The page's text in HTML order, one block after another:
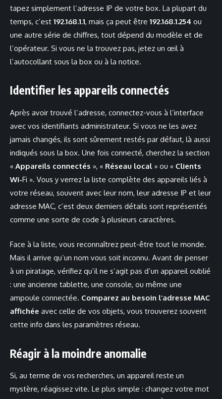
tapez simplement l’adresse IP de votre box. La plupart du
temps, c’est 192.168.1.1, mais ça peut être 192.168.1.254 ou
une autre série de chiffres, tout dépend du modèle et de
l’opérateur. Si vous ne la trouvez pas, jetez un œil à
l’autocollant sous la box ou à la notice.
Identifier les appareils connectés
Après avoir trouvé l’adresse, connectez-vous à l’interface
avec vos identifiants administrateur. Si vous ne les avez
jamais changés, ils sont sûrement restés par défaut, là aussi
indiqués sous la box. Une fois connecté, cherchez la section
« Appareils connectés », « Réseau local » ou « Clients
Wi-Fi ». Vous y verrez la liste complète des appareils liés à
votre réseau, souvent avec leur nom, leur adresse IP et leur
adresse MAC, c’est deux derniers détails sont représentés
comme une sorte de code à plusieurs caractères.
Face à la liste, vous reconnaîtrez peut-être tout le monde.
Mais il arrive qu’un nom vous soit inconnu. Avant de penser
à un piratage, vérifiez qu’il ne s’agit pas d’un appareil oublié
: une ancienne tablette, une console, ou même une
ampoule connectée. Comparez au besoin l’adresse MAC
affichée avec celle de vos objets, vous trouverez souvent
cette info dans les paramètres réseau.
Réagir à la moindre anomalie
Si, au terme de vos recherches, un appareil reste un
mystère, réagissez vite. Le plus simple : changez votre mot